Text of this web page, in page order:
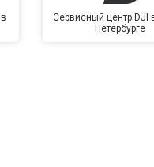
Сервисный центр DJI
Петербурге